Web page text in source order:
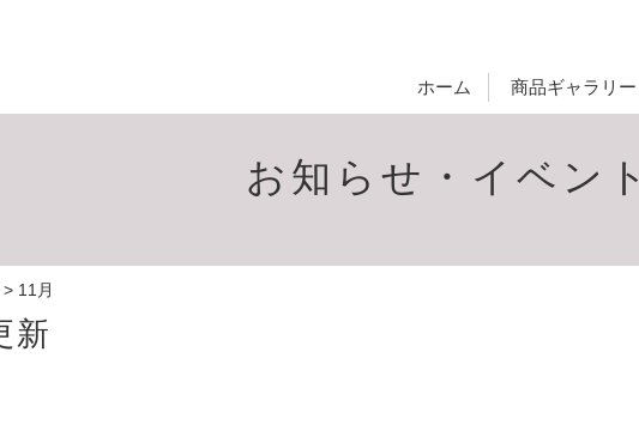
ホーム 商品ギャラリー
お知らせ・イベント
> 11月
新